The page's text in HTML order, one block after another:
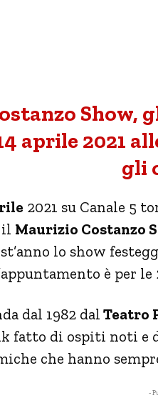
Show,
aprile 2021
gli
2021 su Canale 5
il Maurizio Costanzo
lo show
è per
dal 1982 dal Teatro
fatto di ospiti noti e
che hanno
-